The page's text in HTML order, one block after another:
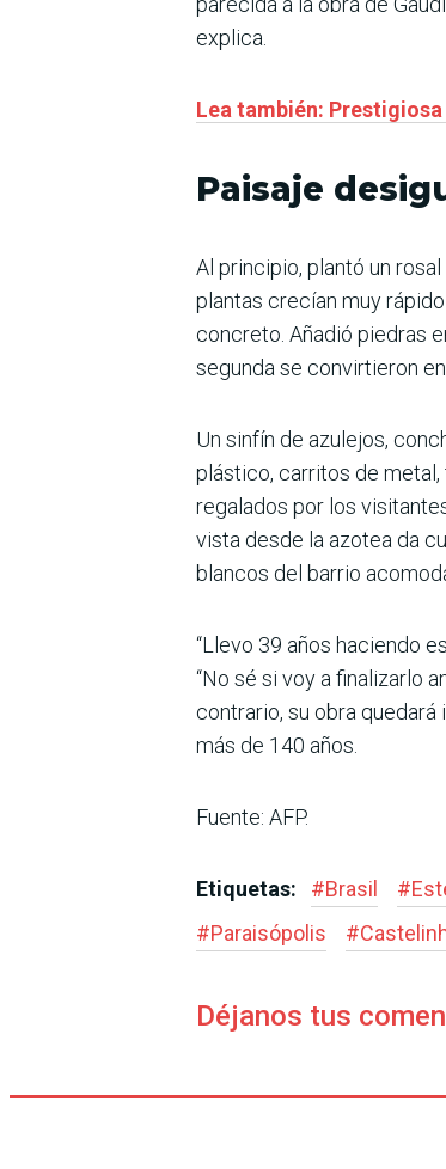
explica.
Lea también:
Paisaje
Al principio, plantó un
plantas crecían muy
concreto. Añadió piedras
segunda se convirtieron en
Un sinfín de azulejos,
plástico, carritos de
regalados por los
vista desde la azotea da
blancos del barrio
“Llevo 39 años haciendo
“No sé si voy a finalizarlo
contrario, su obra
más de 140 años.
Fuente: AFP.
Etiquetas: #Brasil #
#Paraisópolis #
Déjanos tus